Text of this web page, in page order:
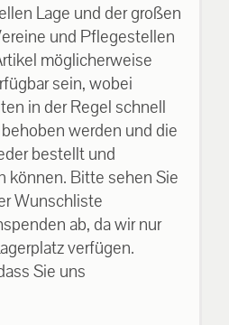
Lage und der großen
und Pflegestellen
möglicherweise
sein, wobei
in der Regel schnell
werden und die
bestellt und
können. Bitte sehen Sie
Wunschliste
ab, da wir nur
verfügen.
Sie uns